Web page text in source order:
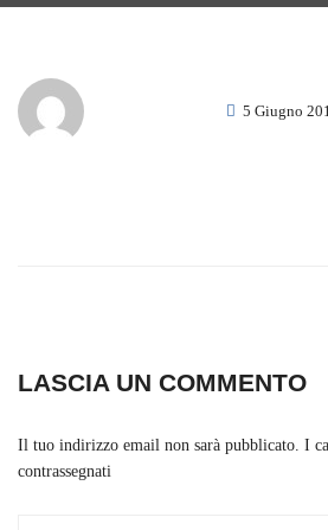
5 Giugno
LASCIA UN COMMENTO
Il tuo indirizzo email non sarà pubblicato. I
contrassegnati